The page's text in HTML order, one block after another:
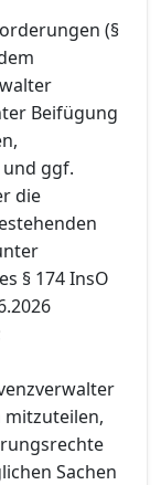
(§
Beifügung
ggf.
die
§ 174 InsO
mitzuteilen,
Sachen